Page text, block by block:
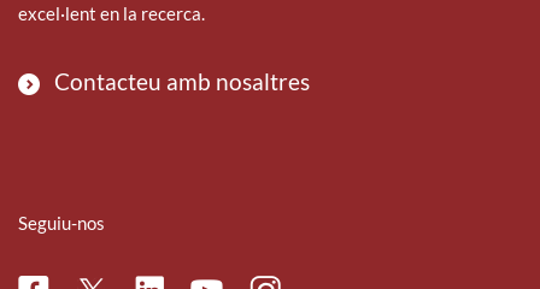
excel·lent en la recerca.
Contacteu amb nosaltres
Seguiu-nos